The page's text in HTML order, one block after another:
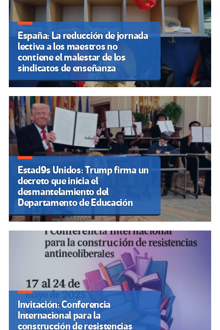
España: La reducción de jornada
lectiva a los maestros no
contiene el malestar de los
sindicatos de enseñanza
Estad9s Unidos: Trump firma un
decreto que inicia el
desmantelamiento del
Departamento de Educación
Invitación: Conferencia
Internacional para la
construcción de resistencias